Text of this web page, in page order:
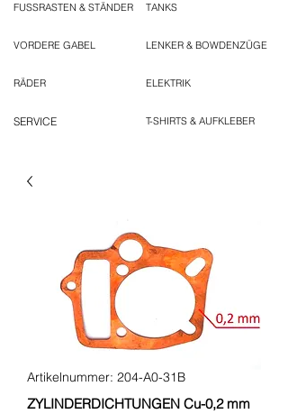
FUSSRASTEN & STÄNDER
VORDERE GABEL
RÄDER
SERVICE
TANKS
LENKER & BOWDENZÜGE
ELEKTRIK
T-SHIRTS & AUFKLEBER
Artikelnummer: 204-A0-31B
ZYLINDERDICHTUNGEN Cu-0,2 mm